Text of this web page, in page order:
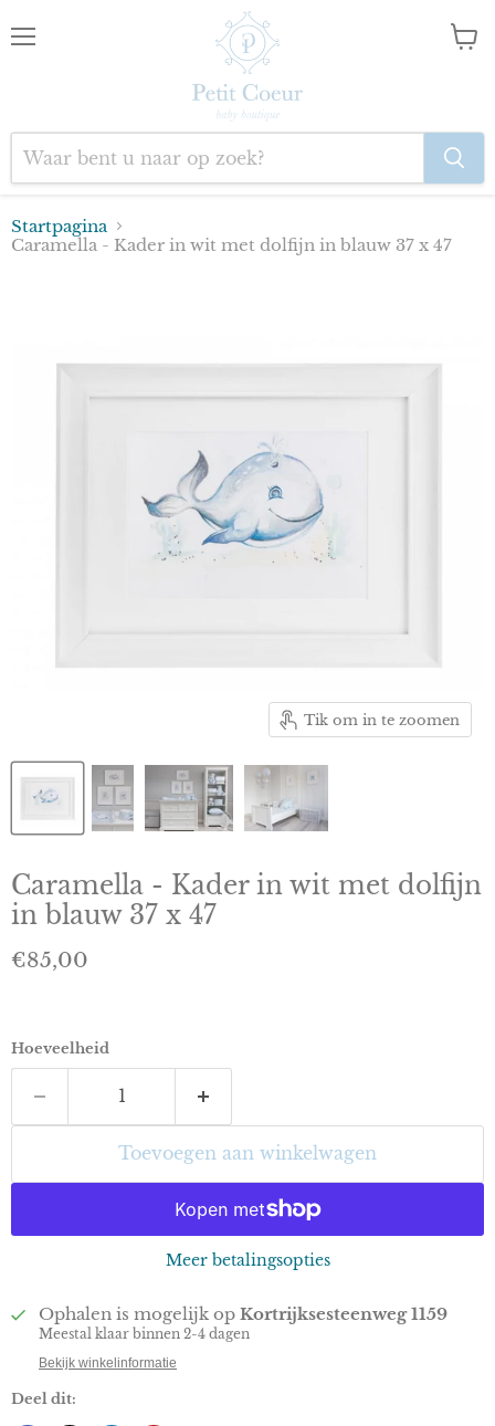
Startpagina
Caramella - Kader in wit met dolfijn in blauw 37 x 47
Tik om in te zoomen
Caramella - Kader in wit met dolfijn
in blauw 37 x 47
Huidige prijs
€85,00
Hoeveelheid
Toevoegen aan winkelwagen
Meer betalingsopties
Ophalen is mogelijk op Kortrijksesteenweg 1159
Meestal klaar binnen 2-4 dagen
Bekijk winkelinformatie
Deel dit: